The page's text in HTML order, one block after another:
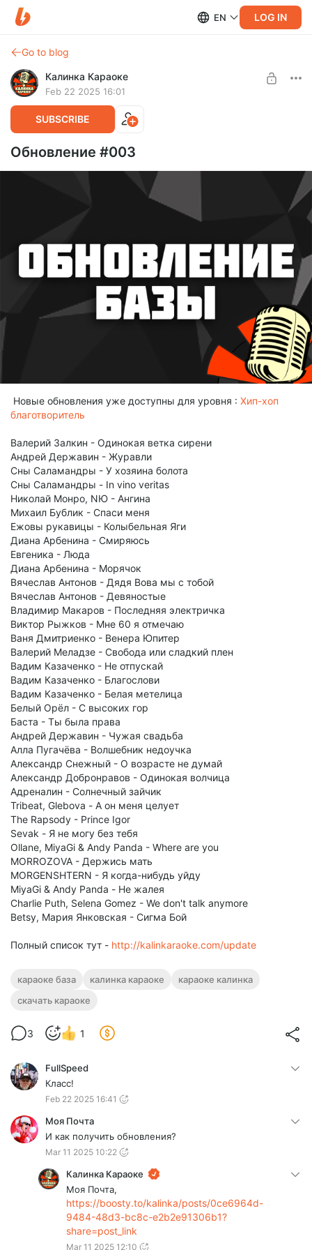
EN LOG IN
Go to blog
Калинка Караоке
Feb 22 2025 16:01
SUBSCRIBE
Обновление #003
Новые обновления уже доступны для уровня : Хип-хоп
благотворитель
Валерий Залкин - Одинокая ветка сирени
Андрей Державин - Журавли
Сны Саламандры - У хозяина болота
Сны Саламандры - In vino veritas
Николай Монро, NЮ - Ангина
Михаил Бублик - Спаси меня
Ежовы рукавицы - Колыбельная Яги
Диана Арбенина - Смиряюсь
Евгеника - Люда
Диана Арбенина - Морячок
Вячеслав Антонов - Дядя Вова мы с тобой
Вячеслав Антонов - Девяностые
Владимир Макаров - Последняя электричка
Виктор Рыжков - Мне 60 я отмечаю
Ваня Дмитриенко - Венера Юпитер
Валерий Меладзе - Свобода или сладкий плен
Вадим Казаченко - Не отпускай
Вадим Казаченко - Благослови
Вадим Казаченко - Белая метелица
Белый Орёл - С высоких гор
Баста - Ты была права
Андрей Державин - Чужая свадьба
Алла Пугачёва - Волшебник недоучка
Александр Снежный - О возрасте не думай
Александр Добронравов - Одинокая волчица
Адреналин - Солнечный зайчик
Tribeat, Glebova - А он меня целует
The Rapsody - Prince Igor
Sevak - Я не могу без тебя
Ollane, MiyaGi & Andy Panda - Where are you
MORROZOVA - Держись мать
MORGENSHTERN - Я когда-нибудь уйду
MiyaGi & Andy Panda - Не жалея
Charlie Puth, Selena Gomez - We don't talk anymore
Betsy, Мария Янковская - Сигма Бой
Полный список тут - http://kalinkaraoke.com/update
караоке база калинка караоке
караоке калинка
скачать караоке
3 1
FullSpeed
Класс!
Feb 22 2025 16:41
Моя Почта
И как получить обновления?
Mar 11 2025 10:22
Калинка Караоке
Моя Почта,
https://boosty.to/kalinka/posts/0ce6964d-
9484-48d3-bc8c-e2b2e91306b1?
share=post_link
Mar 11 2025 12:10